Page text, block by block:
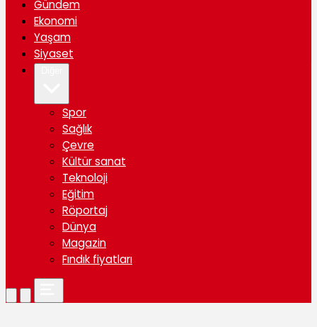
Gündem
Ekonomi
Yaşam
Siyaset
Spor
Sağlık
Çevre
Kültür sanat
Teknoloji
Eğitim
Röportaj
Dünya
Magazin
Fındık fiyatları